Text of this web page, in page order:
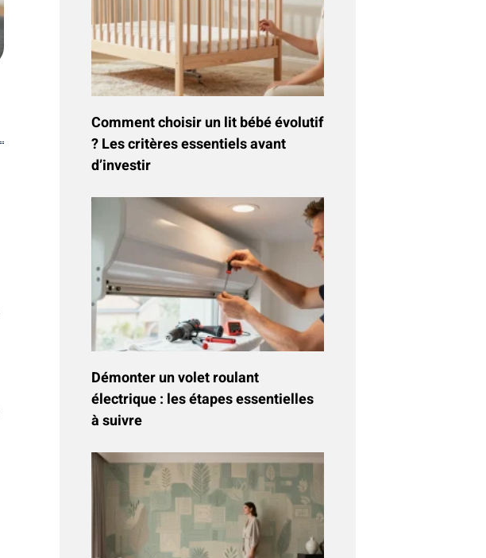
Comment choisir un lit bébé évolutif
? Les critères essentiels avant
d’investir
Démonter un volet roulant
électrique : les étapes essentielles
à suivre